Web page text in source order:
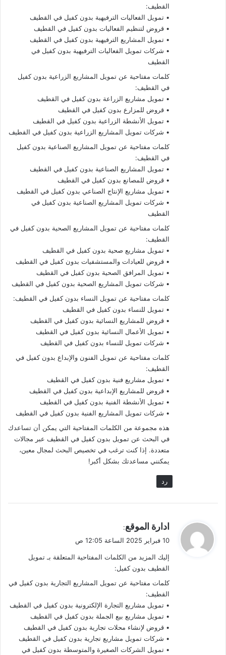
القطيف:
• تمويل الفعاليات الترفيهية بدون كفيل في القطيف
• قروض لتنظيم الفعاليات بدون كفيل في القطيف
• تمويل المشاريع الترفيهية بدون كفيل في القطيف
• شركات تمويل الفعاليات الترفيهية بدون كفيل في
القطيف
كلمات مفتاحية عن تمويل المشاريع الزراعية بدون كفيل
في القطيف:
• تمويل مشاريع الزراعة بدون كفيل في القطيف
• قروض للمزارع بدون كفيل في القطيف
• تمويل الأنشطة الزراعية بدون كفيل في القطيف
• شركات تمويل المشاريع الزراعية بدون كفيل في القطيف
كلمات مفتاحية عن تمويل المشاريع الصناعية بدون كفيل
في القطيف:
• تمويل المشاريع الصناعية بدون كفيل في القطيف
• قروض للمصانع بدون كفيل في القطيف
• تمويل مشاريع الإنتاج الصناعي بدون كفيل في القطيف
• شركات تمويل المشاريع الصناعية بدون كفيل في
القطيف
كلمات مفتاحية عن تمويل المشاريع الصحية بدون كفيل في
القطيف:
• تمويل مشاريع صحية بدون كفيل في القطيف
• قروض للعيادات والمستشفيات بدون كفيل في القطيف
• تمويل المرافق الصحية بدون كفيل في القطيف
• شركات تمويل المشاريع الصحية بدون كفيل في القطيف
كلمات مفتاحية عن تمويل النساء بدون كفيل في القطيف:
• تمويل للنساء بدون كفيل في القطيف
• قروض للمشاريع النسائية بدون كفيل في القطيف
• تمويل الأعمال النسائية بدون كفيل في القطيف
• شركات تمويل للنساء بدون كفيل في القطيف
كلمات مفتاحية عن تمويل الفنون والإبداع بدون كفيل في
القطيف:
• تمويل مشاريع فنية بدون كفيل في القطيف
• قروض للمشاريع الإبداعية بدون كفيل في القطيف
• تمويل الأنشطة الفنية بدون كفيل في القطيف
• شركات تمويل المشاريع الفنية بدون كفيل في القطيف
هذه مجموعة من الكلمات المفتاحية التي يمكن أن تساعدك
في البحث عن تمويل بدون كفيل في القطيف عبر مجالات
متعددة. إذا كنت ترغب في تخصيص البحث لمجال معين،
يمكنني مساعدتك بشكل أكبر!
رد
ي
ق
ل
ادارة الموقع:
10 فبراير 2025 الساعة 12:05 ص
إليك المزيد من الكلمات المفتاحية المتعلقة بـ تمويل
القطيف بدون كفيل:
كلمات مفتاحية عن تمويل المشاريع التجارية بدون كفيل في
القطيف:
• تمويل مشاريع التجارة الإلكترونية بدون كفيل في القطيف
• تمويل مشاريع بيع الجملة بدون كفيل في القطيف
• قروض لإنشاء محلات تجارية بدون كفيل في القطيف
• شركات تمويل مشاريع تجارية بدون كفيل في القطيف
• تمويل الشركات الصغيرة والمتوسطة بدون كفيل في